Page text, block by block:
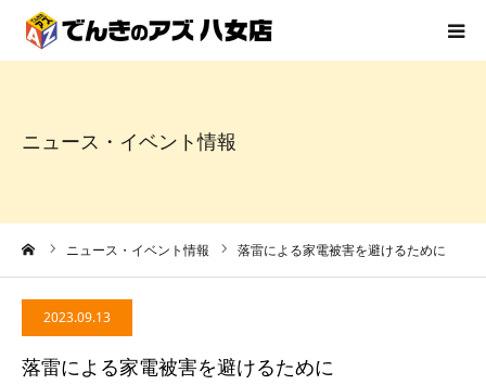
ニュース・イベント情報
ニュース・イベント情報 落雷による家電被害を避けるために
2023.09.13
落雷による家電被害を避けるために
でんきのアズ八女店とは
事例
お知らせ